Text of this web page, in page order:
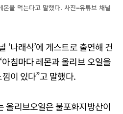
을 먹는다고 말했다. 사진=유튜브 채널
‘나래식’에 게스트로 출연해 건
침마다 레몬과 올리브 오일을
이 있다”고 말했다.
올리브오일은 불포화지방산이